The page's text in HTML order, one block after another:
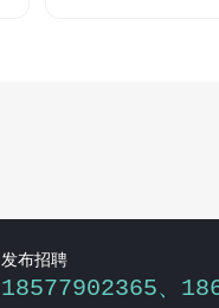
发布招聘
18577902365、